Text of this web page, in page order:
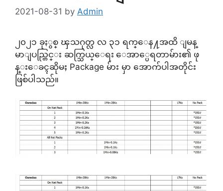
2021-08-31 by Admin
၂၀၂၁ ခုႏွစ္ ၾသဂုတ္လ လ ၃၁ ရက္ေန႔အထိ ျမန္
မာျပည္တြင္း ဆက္သြယ္ေရး ေအာ္ပေရတာမ်ား၏ ဖု
န္းေခၚဆိုမႈ Package မ်ား မှာ အောက်ပါအတိုင်း
ဖြစ်ပါသည်။